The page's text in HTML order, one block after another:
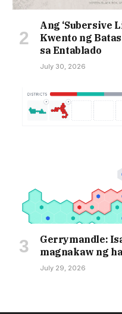
Ang ‘Subersive
Kwento ng
sa Entablado
July 30, 2026
Gerrymandle:
magnakaw ng
July 29, 2026